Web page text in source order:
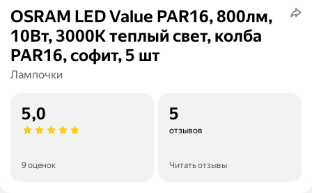
OSRAM LED Value PAR16, 800лм,
10Вт, 3000К теплый свет, колба
PAR16, софит, 5 шт
Лампочки
5,0
9 оценок
5
отзывов
Читать отзывы